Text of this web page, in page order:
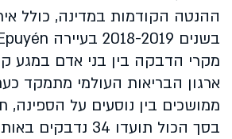
ההנטה הקודמות במדינה, כולל
מקרי הדבקה בין בני אדם במגע
ארגון הבריאות העולמי מתמקד
ממושכים בין נוסעים על הספינה,
בסך הכול תועדו 34 נדבקים באותו אירוע היסטורי.